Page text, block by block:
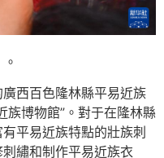
西百色隆林縣平易近族
族博物館”。對于在隆林縣
平易近族特點的壯族刺
繡和制作平易近族衣